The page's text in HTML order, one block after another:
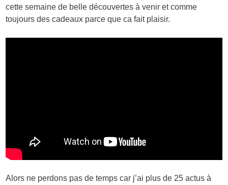
cette semaine de belle découvertes à venir et comme
toujours des cadeaux parce que ca fait plaisir.
Alors ne perdons pas de temps car j’ai plus de 25 actus à